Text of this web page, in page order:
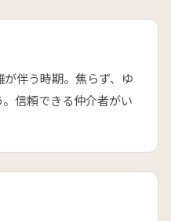
伴う時期。焦らず、ゆ
信頼できる仲介者がい